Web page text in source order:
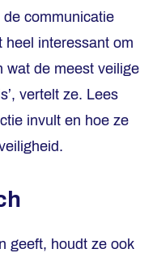
communicatie
heel interessant om
wat de meest veilige
vertelt ze. Lees
invult en hoe ze
geeft, houdt ze ook